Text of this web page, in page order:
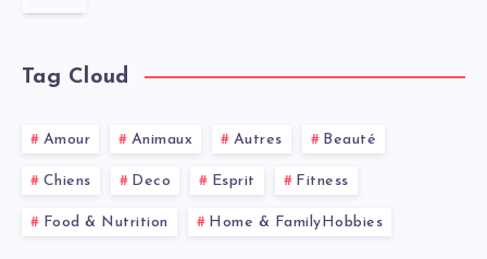
Tag Cloud
Amour Animaux Autres Beauté
Chiens Deco Esprit Fitness
Food & Nutrition Home & FamilyHobbies